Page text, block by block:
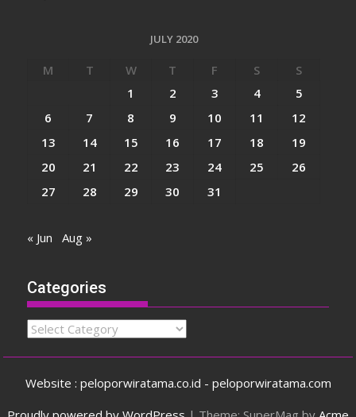
JULY 2020
M T W T F S
S
1
2 3 4
5
6
7 8 9 10 11
12
13
14 15 16 17 18
19
20
21 22 23 24 25
26
27
28 29 30 31
« Jun Aug »
Categories
Categories
Website : peloporwiratama.co.id - peloporwiratama.com